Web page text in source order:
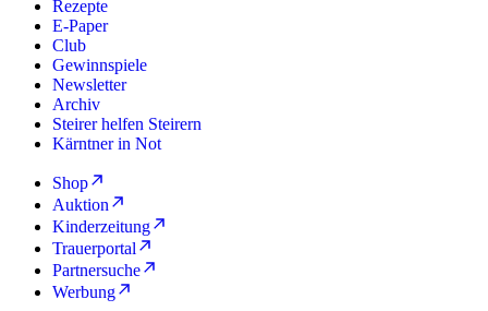
Rezepte
E-Paper
Club
Gewinnspiele
Newsletter
Archiv
Steirer helfen Steirern
Kärntner in Not
Shop
Auktion
Kinderzeitung
Trauerportal
Partnersuche
Werbung